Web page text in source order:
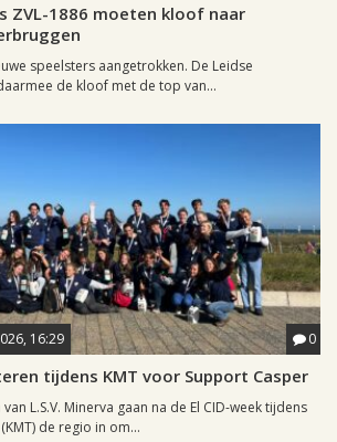
ZVL-1886 moeten kloof naar
speelsters aangetrokken. De Leidse
de kloof met de top van...
16:29 0
tijdens KMT voor Support Casper
L.S.V. Minerva gaan na de El CID-week tijdens
de regio in om...